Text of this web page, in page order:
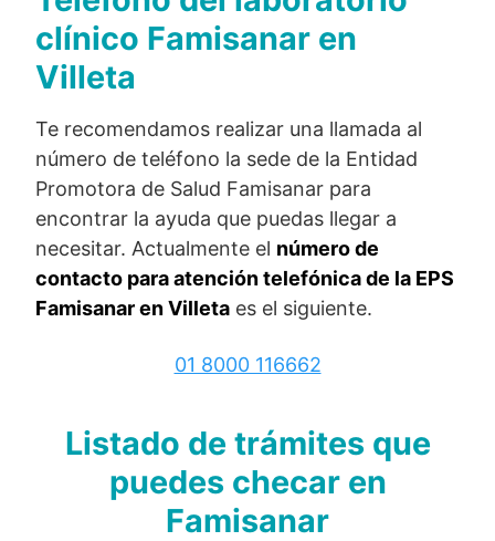
clínico Famisanar en
Villeta
Te recomendamos realizar una llamada al
número de teléfono la sede de la Entidad
Promotora de Salud Famisanar para
encontrar la ayuda que puedas llegar a
necesitar. Actualmente el número de
contacto para atención telefónica de la EPS
Famisanar en Villeta es el siguiente.
01 8000 116662
Listado de trámites que
puedes checar en
Famisanar